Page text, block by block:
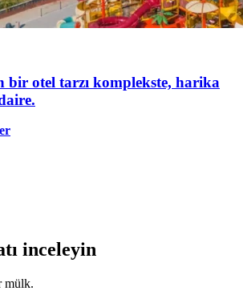
bir otel tarzı komplekste, harika
inceleyin
mülk.